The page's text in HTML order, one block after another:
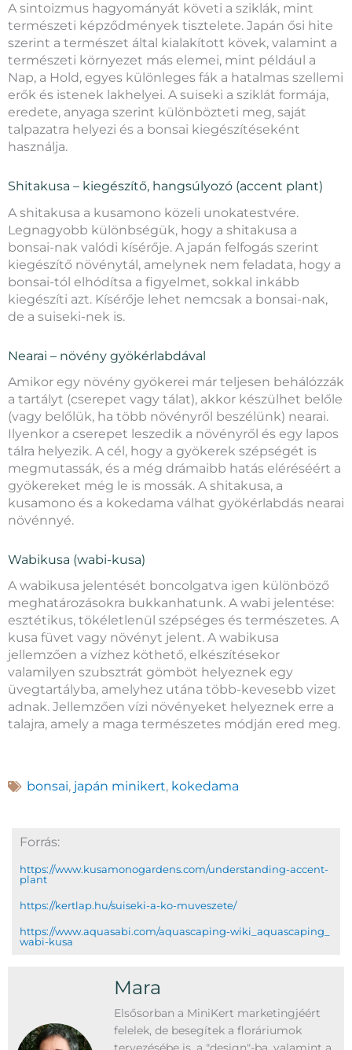
A sintoizmus hagyományát követi a sziklák, mint
természeti képződmények tisztelete. Japán ősi hite
szerint a természet által kialakított kövek, valamint a
természeti környezet más elemei, mint például a
Nap, a Hold, egyes különleges fák a hatalmas szellemi
erők és istenek lakhelyei. A suiseki a sziklát formája,
eredete, anyaga szerint különbözteti meg, saját
talpazatra helyezi és a bonsai kiegészítéseként
használja.
Shitakusa – kiegészítő, hangsúlyozó (accent plant)
A shitakusa a kusamono közeli unokatestvére.
Legnagyobb különbségük, hogy a shitakusa a
bonsai-nak valódi kísérője. A japán felfogás szerint
kiegészítő növénytál, amelynek nem feladata, hogy a
bonsai-tól elhódítsa a figyelmet, sokkal inkább
kiegészíti azt. Kísérője lehet nemcsak a bonsai-nak,
de a suiseki-nek is.
Nearai – növény gyökérlabdával
Amikor egy növény gyökerei már teljesen behálózzák
a tartályt (cserepet vagy tálat), akkor készülhet belőle
(vagy belőlük, ha több növényről beszélünk) nearai.
Ilyenkor a cserepet leszedik a növényről és egy lapos
tálra helyezik. A cél, hogy a gyökerek szépségét is
megmutassák, és a még drámaibb hatás eléréséért a
gyökereket még le is mossák. A shitakusa, a
kusamono és a kokedama válhat gyökérlabdás nearai
növénnyé.
Wabikusa (wabi-kusa)
A wabikusa jelentését boncolgatva igen különböző
meghatározásokra bukkanhatunk. A wabi jelentése:
esztétikus, tökéletlenül szépséges és természetes. A
kusa füvet vagy növényt jelent. A wabikusa
jellemzően a vízhez köthető, elkészítésekor
valamilyen szubsztrát gömböt helyeznek egy
üvegtartályba, amelyhez utána több-kevesebb vizet
adnak. Jellemzően vízi növényeket helyeznek erre a
talajra, amely a maga természetes módján ered meg.
bonsai, japán minikert, kokedama
Forrás:
https://www.kusamonogardens.com/understanding-accent-
plant
https://kertlap.hu/suiseki-a-ko-muveszete/
https://www.aquasabi.com/aquascaping-wiki_aquascaping_
wabi-kusa
Mara
Elsősorban a MiniKert marketingjéért
felelek, de besegítek a floráriumok